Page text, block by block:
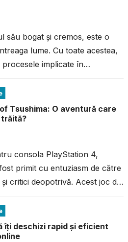
său bogat și cremos, este o
lume. Cu toate acestea,
implicate în
Tsushima: O aventură care
consola PlayStation 4,
primit cu entuziasm de către
critici deopotrivă. Acest joc de
îți deschizi rapid și eficient